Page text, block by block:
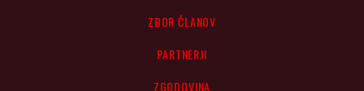
ZBOR ČLANOV
PARTNERJI
ZGODOVINA